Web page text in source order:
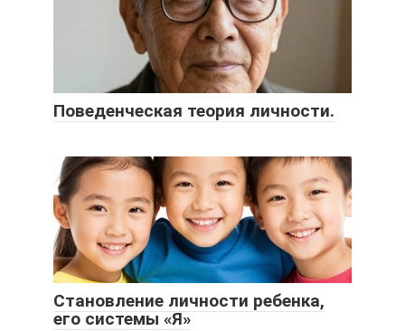
Поведенческая теория личности.
Становление личности ребенка,
его системы «Я»